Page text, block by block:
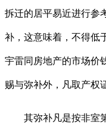
拆迁的居平易近进行参
补，这意味着，不得低
宇雷同房地产的市场价
赐与弥补外，凡取产权
其弥补凡是按非室第